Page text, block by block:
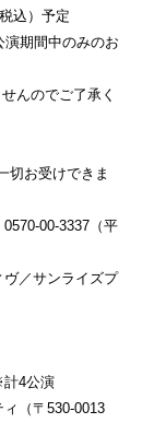
込）予定
期間中のみのお
のでご了承く
切お受けできま
00-3337（平
／サンライズプ
計4公演
（〒530-0013